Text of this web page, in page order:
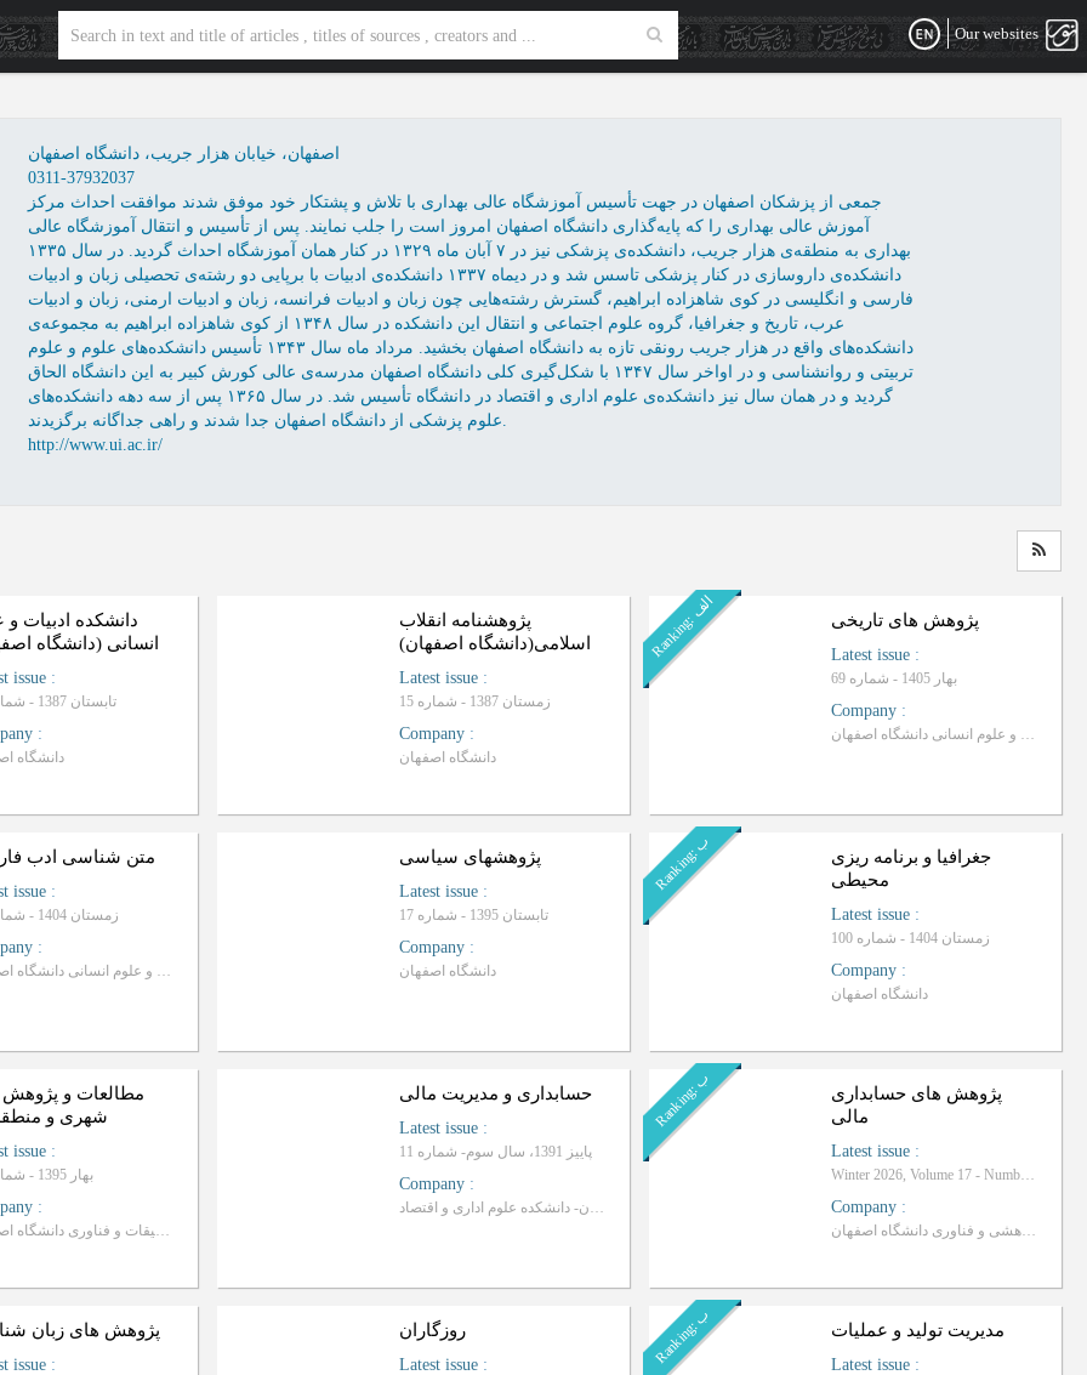
Our websites
اصفهان، خیابان هزار جریب، دانشگاه اصفهان
0311-37932037
جمعی از پزشکان اصفهان در جهت تأسیس آموزشگاه عالی بهداری با تلاش و پشتکار خود موفق شدند موافقت احداث مرکز
آموزش عالی بهداری را که پایه‌گذاری دانشگاه اصفهان امروز است را جلب نمایند. پس از تأسیس و انتقال آموزشگاه عالی
بهداری به منطقه‌ی هزار جریب، دانشکده‌ی پزشکی نیز در ۷ آبان ماه ۱۳۲۹ در کنار همان آموزشگاه احداث گردید. در سال ۱۳۳۵
دانشکده‌ی داروسازی در کنار پزشکی تاسس شد و در دیماه ۱۳۳۷ دانشکده‌ی ادبیات با برپایی دو رشته‌ی تحصیلی زبان و ادبیات
فارسی و انگلیسی در کوی شاهزاده ابراهیم، گسترش رشته‌هایی چون زبان و ادبیات فرانسه، زبان و ادبیات ارمنی، زبان و ادبیات
عرب، تاریخ و جغرافیا، گروه علوم اجتماعی و انتقال این دانشکده در سال ۱۳۴۸ از کوی شاهزاده ابراهیم به مجموعه‌ی
دانشکده‌های واقع در هزار جریب رونقی تازه به دانشگاه اصفهان بخشید. مرداد ماه سال ۱۳۴۳ تأسیس دانشکده‌های علوم و علوم
تربیتی و روانشناسی و در اواخر سال ۱۳۴۷ با شکل‌گیری کلی دانشگاه اصفهان مدرسه‌ی عالی کورش کبیر به این دانشگاه الحاق
گردید و در همان سال نیز دانشکده‌ی علوم اداری و اقتصاد در دانشگاه تأسیس شد. در سال ۱۳۶۵ پس از سه دهه دانشکده‌های
علوم پزشکی از دانشگاه اصفهان جدا شدند و راهی جداگانه برگزیدند.
http://www.ui.ac.ir/
دانشکده ادبیات و
انسانی (دانشگاه
issue :
تابستان 1387 - شماره 53
:
دانشگاه
پژوهشنامه انقلاب
اسلامی(دانشگاه اصفهان)
Latest issue :
زمستان 1387 - شماره 15
Company :
دانشگاه اصفهان
R
a
n
k
i
n
g
:
ا
ل
ف پژوهش های تاریخی
Latest issue :
بهار 1405 - شماره 69
Company :
دانشکده ادبیات و علوم انسانی دانشگاه اصفهان
متن شناسی ادب
issue :
زمستان 1404 - شماره 68
:
دانشکده ادبیات و علوم انسانی دانشگاه اصفهان
پژوهشهای سیاسی
Latest issue :
تابستان 1395 - شماره 17
Company :
دانشگاه اصفهان
R
a
n
k
i
n
g
:ب
جغرافیا و برنامه ریزی
محیطی
Latest issue :
زمستان 1404 - شماره 100
Company :
دانشگاه اصفهان
مطالعات و
شهری و
issue :
بهار 1395 - شماره 28
:
معاونت تحقیقات و فناوری دانشگاه اصفهان
حسابداری و مدیریت مالی
Latest issue :
پاییز 1391، سال سوم- شماره 11
Company :
دانشگاه اصفهان- دانشکده علوم اداری و اقتصاد
R
a
n
k
i
n
g
:ب
پژوهش های حسابداری
مالی
Latest issue :
Winter 2026, Volume 17 - Number 4
Company :
معاونت پژوهشی و فناوری دانشگاه اصفهان
پژوهش های زبان
issue :
روزگاران
Latest issue : R
a
n
k
i
n
g
:ب
مدیریت تولید و عملیات
Latest issue :